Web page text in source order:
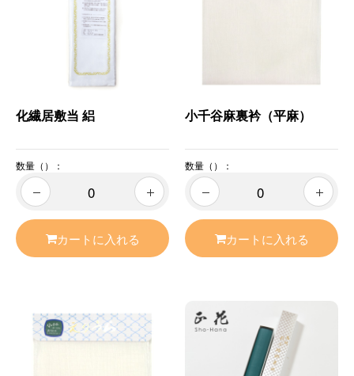
化繊居敷当 絽
数量（）：
カートに入れる
小千谷麻裏衿（平麻）
数量（）：
カートに入れる